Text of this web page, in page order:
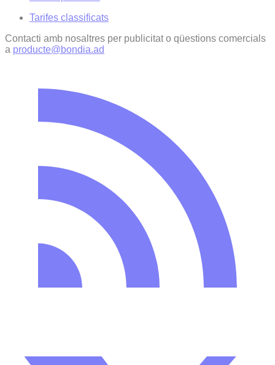
Tarifes classificats
Contacti amb nosaltres per publicitat o qüestions comercials
a producte@bondia.ad